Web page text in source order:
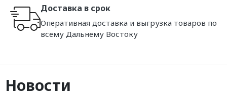
Доставка в срок
Оперативная доставка и выгрузка товаров по
всему Дальнему Востоку
Новости